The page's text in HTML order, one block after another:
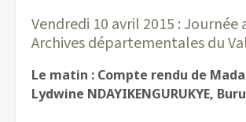
Vendredi 10 avril 2015 : Journée
Archives départementales du
Le matin : Compte rendu de
Lydwine NDAYIKENGURUKYE,